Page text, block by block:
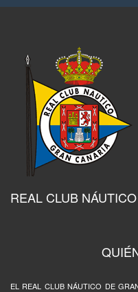
REAL CLUB
EL REAL CLUB NÁUTICO DE